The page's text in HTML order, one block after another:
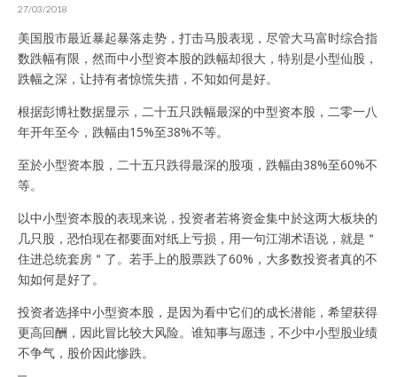
27/03/2018
美国股市最近暴起暴落走势，打击马股表现，尽管大马富时综合指
数跌幅有限，然而中小型资本股的跌幅却很大，特别是小型仙股，
跌幅之深，让持有者惊慌失措，不知如何是好。
根据彭博社数据显示，二十五只跌幅最深的中型资本股，二零一八
年开年至今，跌幅由15%至38%不等。
至於小型资本股，二十五只跌得最深的股项，跌幅由38%至60%不
等。
以中小型资本股的表现来说，投资者若将资金集中於这两大板块的
几只股，恐怕现在都要面对纸上亏损，用一句江湖术语说，就是＂
住进总统套房＂了。若手上的股票跌了60%，大多数投资者真的不
知如何是好了。
投资者选择中小型资本股，是因为看中它们的成长潜能，希望获得
更高回酬，因此冒比较大风险。谁知事与愿违，不少中小型股业绩
不争气，股价因此惨跌。